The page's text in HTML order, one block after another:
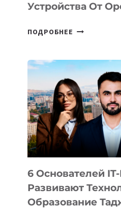
Устройства От
ПОДРОБНЕЕ СТАЛИ
ВНЕШНЕГО
ВИДА
НОВОГО
УСТРОЙСТВА
ОТ
OPENAI
6 Основателей
Развивают
Образование